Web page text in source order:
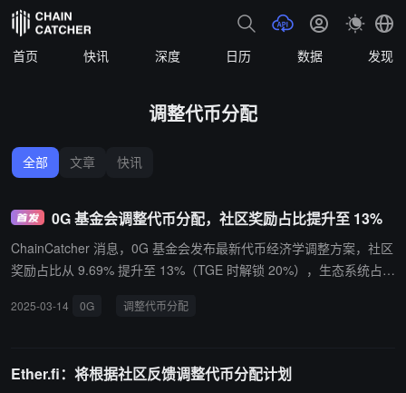
首页 快讯 深度 日历 数据 发现
调整代币分配
全部 文章 快讯
0G 基金会调整代币分配，社区奖励占比提升至 13%
ChainCatcher 消息，0G 基金会发布最新代币经济学调整方案，社区
奖励占比从 9.69% 提升至 13%（TGE 时解锁 20%），生态系统占比
变。
2025-03-14 0G 调整代币分配
Ether.fi：将根据社区反馈调整代币分配计划